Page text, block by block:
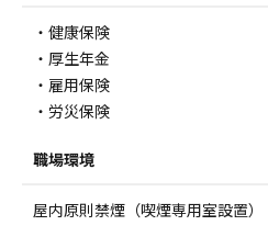
・健康保険
・厚生年金
・雇用保険
・労災保険
職場環境
屋内原則禁煙（喫煙専用室設置）